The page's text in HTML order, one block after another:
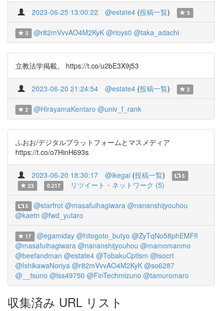
2023-06-25 13:00:22 @estate4 (投稿一覧) 3
3 @r82mVvvAO4M2KyK @rioys0 @taka_adachi
立教法学掲載。 https://t.co/u2bE3X9j53
2023-06-20 21:24:54 @estate4 (投稿一覧) 2
2 @HirayamaKentaro @univ_f_rank
ふおお/デジタルプラットフォームとマスメディア
https://t.co/o7HinH693s
2023-06-20 18:30:17 @ikegai (投稿一覧)
5
23
0.217 リツイート・ネットワーク (5)
5 @starfrot @masafuihagiwara @nananshijyouhou
@kaetn @fwd_yutaro
17 @egamiday @hitogoto_butyo @ZyTqNo58phEMFfl
@masafuihagiwara @nananshijyouhou @mamomanmo
@beefandman @estate4 @TobakuCptlsm @isocrt
@IshikawaNoriya @r82mVvvAO4M2KyK @so6287
@__tsuno @lss49750 @FinTechmizuno @tamuromaro
収集済み URL リスト